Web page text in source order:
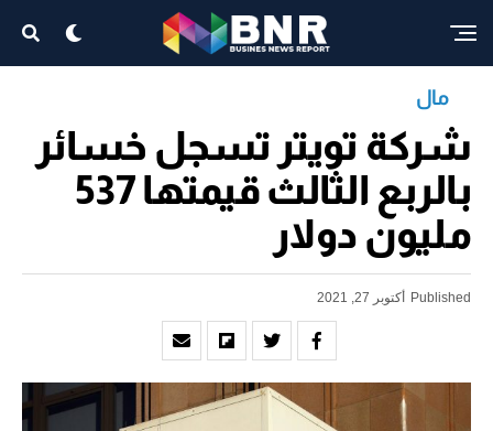
مال
شركة تويتر تسجل خسائر
بالربع الثالث قيمتها 537
مليون دولار
Published أكتوبر 27, 2021